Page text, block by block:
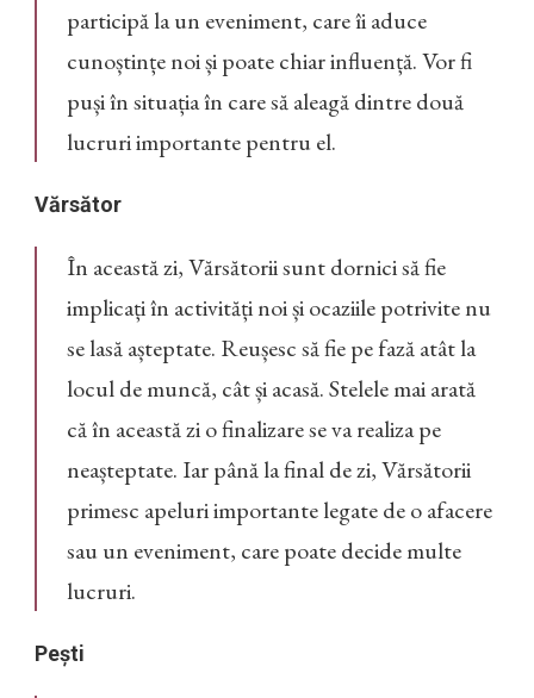
participă la un eveniment, care îi aduce
cunoștințe noi și poate chiar influență. Vor fi
puși în situația în care să aleagă dintre două
lucruri importante pentru el.
Vărsător
În această zi, Vărsătorii sunt dornici să fie
implicați în activități noi și ocaziile potrivite nu
se lasă așteptate. Reușesc să fie pe fază atât la
locul de muncă, cât și acasă. Stelele mai arată
că în această zi o finalizare se va realiza pe
neașteptate. Iar până la final de zi, Vărsătorii
primesc apeluri importante legate de o afacere
sau un eveniment, care poate decide multe
lucruri.
Pești